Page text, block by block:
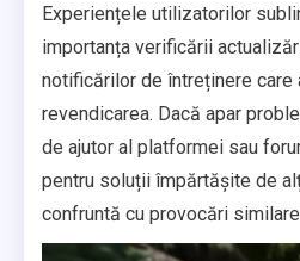
Experiențele utilizatorilor
importanța verificării
notificărilor de întreținere care
revendicarea. Dacă apar
de ajutor al platformei sau
pentru soluții împărtășite de
confruntă cu provocări